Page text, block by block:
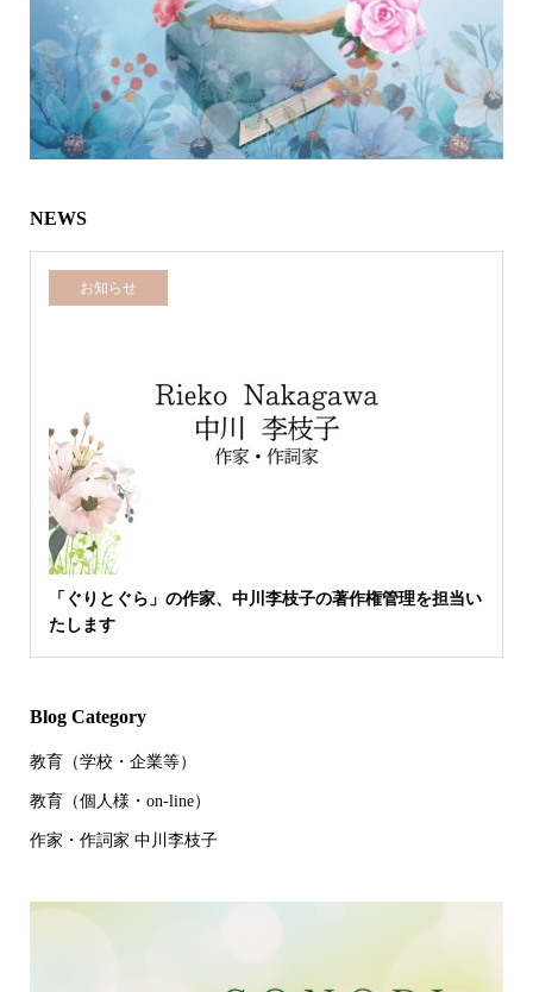
NEWS
お知らせ
「ぐりとぐら」の作家、中川李枝子の著作権管理を担当い
たします
Blog Category
教育（学校・企業等）
教育（個人様・on-line）
作家・作詞家 中川李枝子